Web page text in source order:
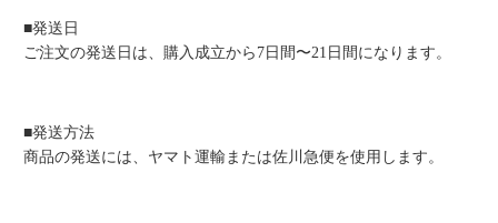
■発送日
ご注文の発送日は、購入成立から7日間〜21日間になります。
■発送方法
商品の発送には、ヤマト運輸または佐川急便を使用します。